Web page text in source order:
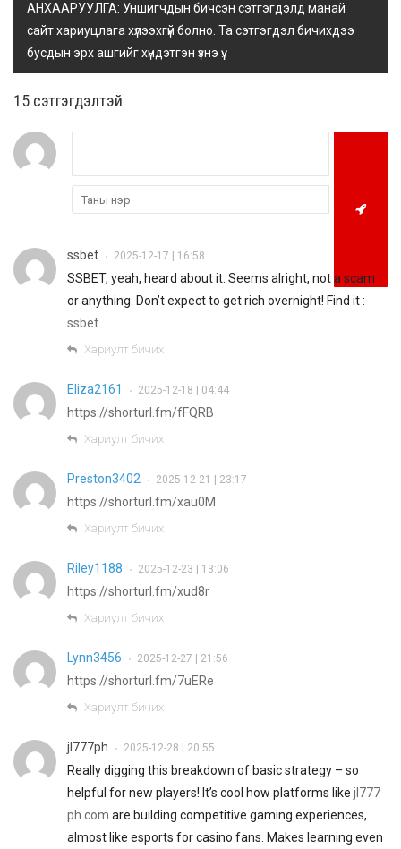
АНХААРУУЛГА: Уншигчдын бичсэн сэтгэгдэлд манай
сайт хариуцлага хүлээхгүй болно. Та сэтгэгдэл бичихдээ
бусдын эрх ашгийг хүндэтгэн үзнэ үү.
15 cэтгэгдэлтэй
ssbet • 2025-12-17 | 16:58
SSBET, yeah, heard about it. Seems alright, not a scam
or anything. Don’t expect to get rich overnight! Find it :
ssbet
Хариулт бичих
Eliza2161 • 2025-12-18 | 04:44
https://shorturl.fm/fFQRB
Хариулт бичих
Preston3402 • 2025-12-21 | 23:17
https://shorturl.fm/xau0M
Хариулт бичих
Riley1188 • 2025-12-23 | 13:06
https://shorturl.fm/xud8r
Хариулт бичих
Lynn3456 • 2025-12-27 | 21:56
https://shorturl.fm/7uERe
Хариулт бичих
jl777ph • 2025-12-28 | 20:55
Really digging this breakdown of basic strategy – so
helpful for new players! It’s cool how platforms like jl777
ph com are building competitive gaming experiences,
almost like esports for casino fans. Makes learning even